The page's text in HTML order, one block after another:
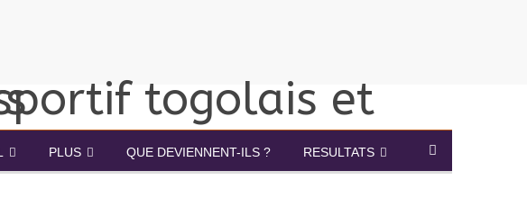
PLUS QUE DEVIENNENT-ILS ? RESULTATS